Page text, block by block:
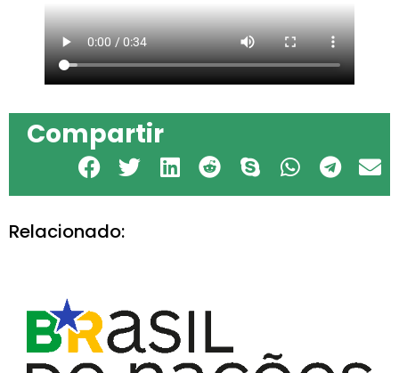
Compartir
Relacionado:
O CEB oferecerá novos cursos
presenciais de Português do Brasil